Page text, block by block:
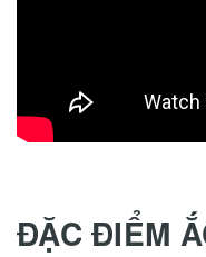
ĐẶC ĐIỂM